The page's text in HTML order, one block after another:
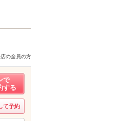
の全員の方
で
する
て予約